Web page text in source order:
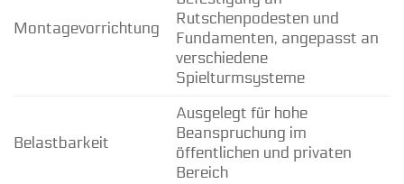
Montagevorrichtung
Rutschenpodesten und
Fundamenten, angepasst an
verschiedene
Spielturmsysteme
Belastbarkeit
Ausgelegt für hohe
Beanspruchung im
öffentlichen und privaten
Bereich